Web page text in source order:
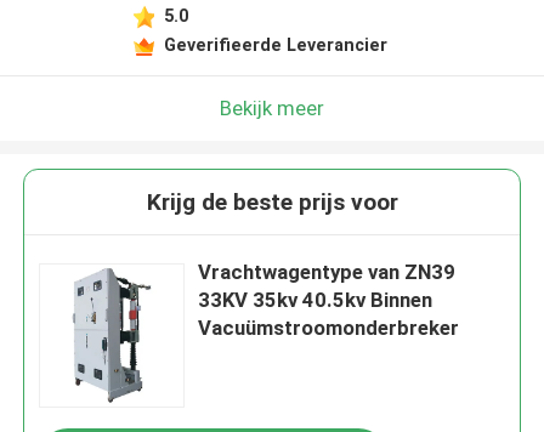
5.0
Geverifieerde Leverancier
Bekijk meer
Krijg de beste prijs voor
Vrachtwagentype van ZN39
33KV 35kv 40.5kv Binnen
Vacuümstroomonderbreker